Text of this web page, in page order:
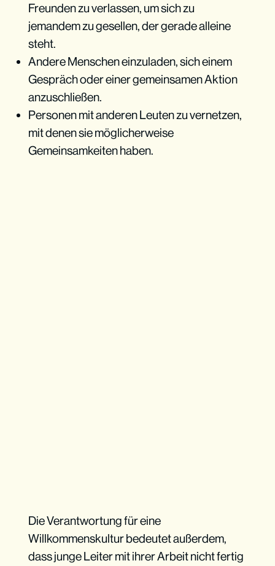
Freunden zu verlassen, um sich zu
jemandem zu gesellen, der gerade alleine
steht.
Andere Menschen einzuladen, sich einem
Gespräch oder einer gemeinsamen Aktion
anzuschließen.
Personen mit anderen Leuten zu vernetzen,
mit denen sie möglicherweise
Gemeinsamkeiten haben.
Die Verantwortung für eine
Willkommenskultur bedeutet außerdem,
dass junge Leiter mit ihrer Arbeit nicht fertig